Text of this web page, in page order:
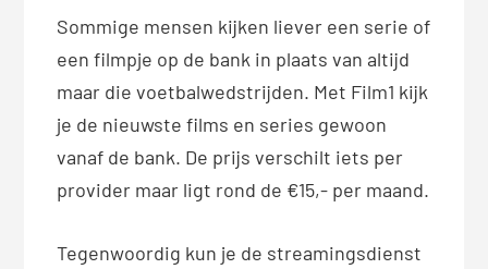
Sommige mensen kijken liever een serie of
een filmpje op de bank in plaats van altijd
maar die voetbalwedstrijden. Met Film1 kijk
je de nieuwste films en series gewoon
vanaf de bank. De prijs verschilt iets per
provider maar ligt rond de €15,- per maand.
Tegenwoordig kun je de streamingsdienst